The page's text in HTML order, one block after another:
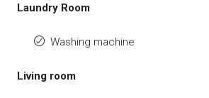
Laundry Room
Washing machine
Living room